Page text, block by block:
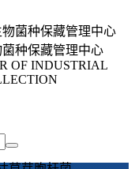
种保藏管理中心
OF INDUSTRIAL